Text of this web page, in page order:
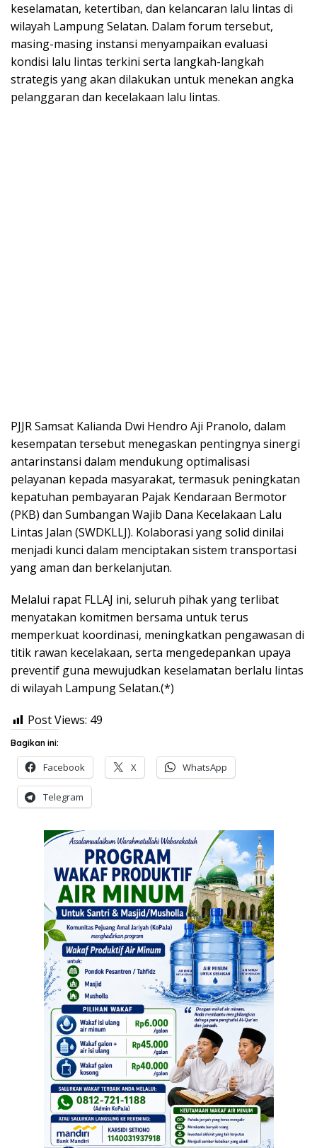
keselamatan, ketertiban, dan kelancaran lalu lintas di
wilayah Lampung Selatan. Dalam forum tersebut,
masing-masing instansi menyampaikan evaluasi
kondisi lalu lintas terkini serta langkah-langkah
strategis yang akan dilakukan untuk menekan angka
pelanggaran dan kecelakaan lalu lintas.
PJJR Samsat Kalianda Dwi Hendro Aji Pranolo, dalam
kesempatan tersebut menegaskan pentingnya sinergi
antarinstansi dalam mendukung optimalisasi
pelayanan kepada masyarakat, termasuk peningkatan
kepatuhan pembayaran Pajak Kendaraan Bermotor
(PKB) dan Sumbangan Wajib Dana Kecelakaan Lalu
Lintas Jalan (SWDKLLJ). Kolaborasi yang solid dinilai
menjadi kunci dalam menciptakan sistem transportasi
yang aman dan berkelanjutan.
Melalui rapat FLLAJ ini, seluruh pihak yang terlibat
menyatakan komitmen bersama untuk terus
memperkuat koordinasi, meningkatkan pengawasan di
titik rawan kecelakaan, serta mengedepankan upaya
preventif guna mewujudkan keselamatan berlalu lintas
di wilayah Lampung Selatan.(*)
Post Views: 49
Bagikan ini:
Facebook X WhatsApp
Telegram